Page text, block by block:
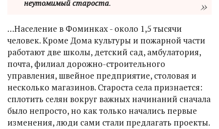
неутомимый староста.
…Население в Фоминках - около 1,5 тысячи
человек. Кроме Дома культуры и пожарной части
работают две школы, детский сад, амбулатория,
почта, филиал дорожно-строительного
управления, швейное предприятие, столовая и
несколько магазинов. Староста села признается:
сплотить селян вокруг важных начинаний сначала
было непросто, но как только начались первые
изменения, люди сами стали предлагать проекты.